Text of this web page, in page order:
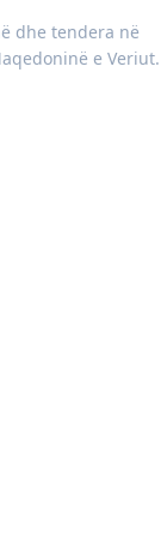
dhe tendera në
e Veriut.